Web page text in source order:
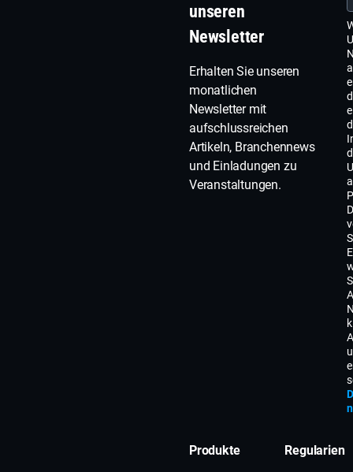
unseren
Newsletter
Erhalten Sie unseren
monatlichen
Newsletter mit
aufschlussreichen
Artikeln, Branchennews
und Einladungen zu
Veranstaltungen.
Produkte Regularien